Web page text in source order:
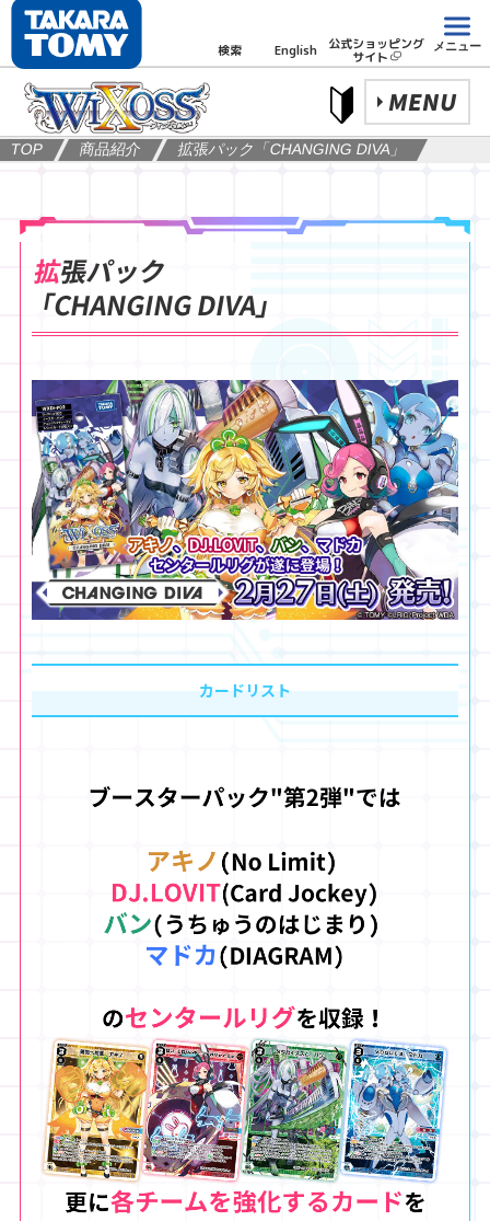
検索 English 公式ショッピング
サイト
メニュー
MENU
TOP 商品紹介 拡張パック「CHANGING DIVA」
拡張パック
「CHANGING DIVA」
カードリスト